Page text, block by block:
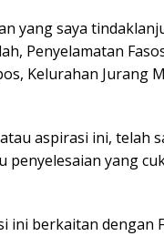
yang saya
Penyelamatan
Kelurahan Jurang
aspirasi ini, telah
penyelesaian yang
ini berkaitan dengan